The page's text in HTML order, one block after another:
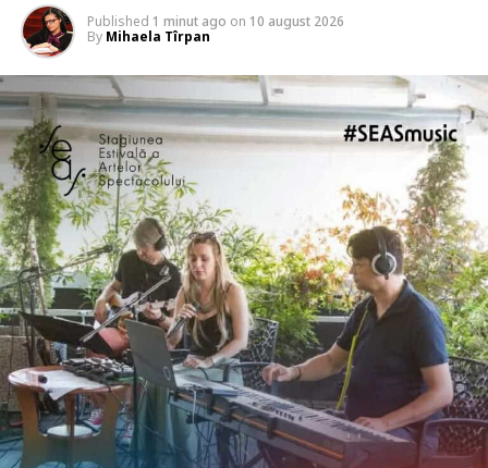
Published 1 minut ago on 10 august 2026
By Mihaela Tîrpan